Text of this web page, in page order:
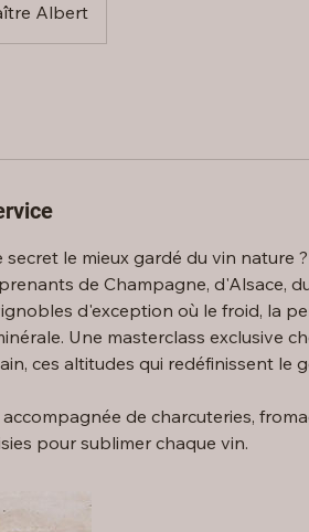
Albert
le mieux gardé du vin nature
de Champagne, d'Alsace,
d'exception où le froid, la
Une masterclass exclusive
ces altitudes qui redéfinissent le
de charcuteries,
pour sublimer chaque vin.